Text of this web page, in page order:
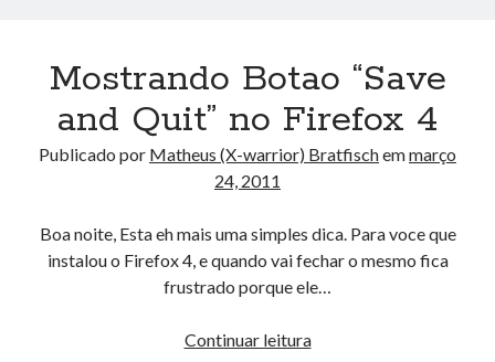
Mostrando Botao “Save
and Quit” no Firefox 4
Publicado por Matheus (X-warrior) Bratfischemmarço
24, 2011
Boa noite, Esta eh mais uma simples dica. Para voce que
instalou o Firefox 4, e quando vai fechar o mesmo fica
frustrado porque ele…
Continuar leituraMostrando